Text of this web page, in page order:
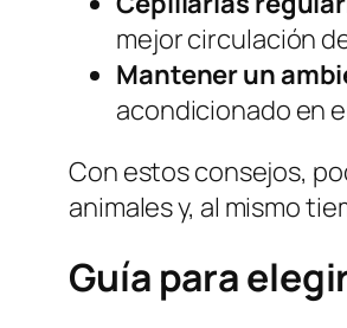
mejor circulación
Mantener un
acondicionado en
Con estos consejos,
animales y, al mismo
Guía para